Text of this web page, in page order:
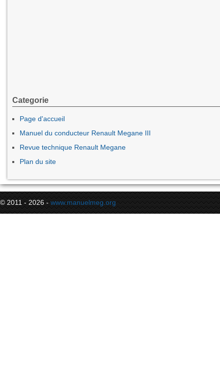
Categorie
Page d'accueil
Manuel du conducteur Renault Megane III
Revue technique Renault Megane
Plan du site
© 2011 - 2026 - www.manuelmeg.org